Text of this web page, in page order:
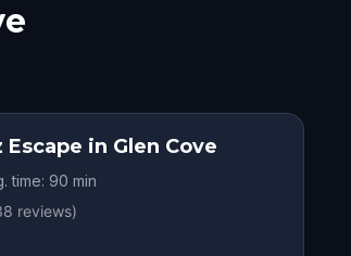
Escape in Glen Cove
time: 90 min
reviews)